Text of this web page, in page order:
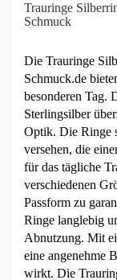
Trauringe
Schmuck
Die Trauringe
Schmuck.de
besonderen Tag.
Sterlingsilber
Optik. Die Ringe
versehen, die
für das tägliche
verschiedenen
Passform zu
Ringe langlebig
Abnutzung. Mit
eine angenehme
wirkt. Die